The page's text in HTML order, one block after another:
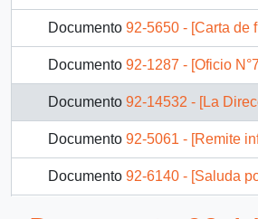
Documento 92-5650 - [Carta de funcionarios del servicio de salud
Documento 92-1287 - [Oficio N°7453 sobre
Documento 92-14532 - [La Dirección de Bibliotecas Archivos y Museos
Documento 92-5061 - [Remite información en relación a
Documento 92-6140 - [Saluda por